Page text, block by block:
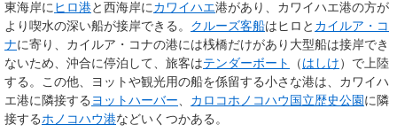
東海岸に ヒロ港と西海岸にカワイハエ港があり、カワイハエ港の方が
より喫水の深い船が接岸できる。 クルーズ客船はヒロと カイルア・コ
ナに寄り、カイルア・コナの港には桟橋だけがあり大型船は接岸でき
ないため、沖合に停泊して、旅客はテンダーボート （はしけ）で上陸
する。この他、ヨットや観光用の船を係留する小さな港は、カワイハ
エ港に隣接する ヨットハーバー カロコホノコハウ国立歴史公園に隣
接するホノコハウ港などいくつかある。